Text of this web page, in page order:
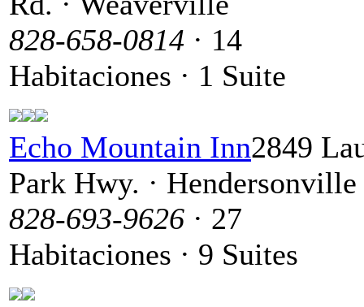
828-658-0814 · 14
Habitaciones · 1 Suite
Echo Mountain Inn2849
Park Hwy. · Hendersonville
828-693-9626 · 27
Habitaciones · 9 Suites